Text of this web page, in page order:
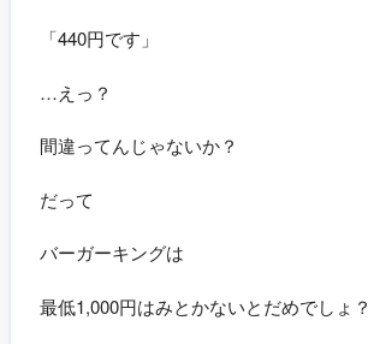
「440円です」
…えっ？
間違ってんじゃないか？
だって
バーガーキングは
最低1,000円はみとかないとだめでしょ？